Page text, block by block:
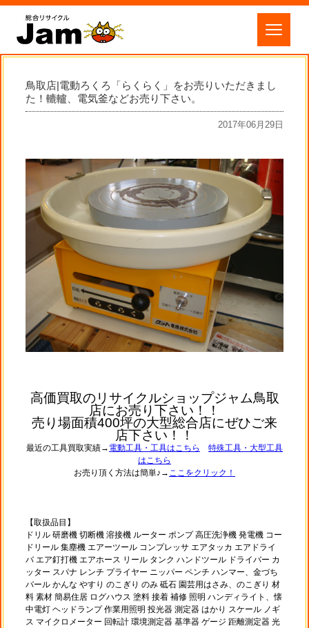
鳥取店|電動ろくろ「らくらく」をお売りいただきまし
た！轆轤、電気釜などお売り下さい。
2017年06月29日
高価買取のリサイクルショップジャム鳥取
店にお売り下さい！！
売り場面積400坪の大型総合店にぜひご来
店下さい！！
最近の工具買取実績→ 電動工具・工具はこちら
特殊工具・大型工具
はこちら
お売り頂く方法は簡単♪→ ここをクリック！
【取扱品目】
ドリル 研磨機 切断機 溶接機 ルーター ポンプ 高圧洗浄機 発電機 コー
ドリール 集塵機 エアーツール コンプレッサ エアタッカ エアドライ
バ エア釘打機 エアホース リール タンク ハンドツール ドライバー カ
ッター スパナ レンチ プライヤー ニッパー ペンチ ハンマー、金づち
バール かんな やすり のこぎり のみ 砥石 園芸用はさみ、のこぎり 材
料 素材 簡易住居 ログハウス 塗料 接着 補修 照明 ハンディライト、懐
中電灯 ヘッドランプ 作業用照明 投光器 測定器 はかり スケール ノギ
ス マイクロメーター 回転計 環境測定器 基準器 ゲージ 距離測定器 光